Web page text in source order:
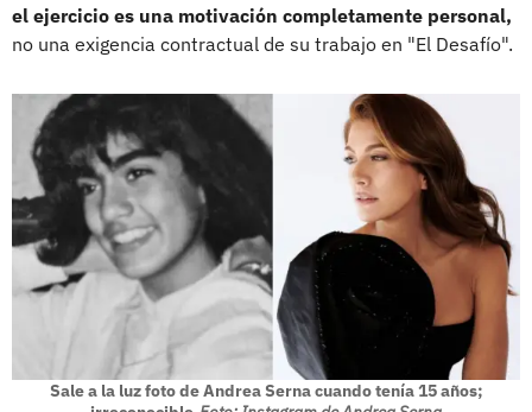
el ejercicio es una motivación completamente personal,
no una exigencia contractual de su trabajo en "El Desafío".
Sale a la luz foto de Andrea Serna cuando tenía 15 años;